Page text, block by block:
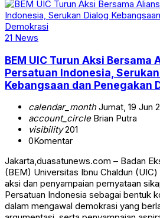
21 News
BEM UIC Turun Aksi Bersama
Persatuan Indonesia,
Kebangsaan dan Penegakan
calendar_monthJumat, 19 Jun
account_circleBrian Putra
visibility201
0Komentar
Jakarta,duasatunews.com – Badan
(BEM) Universitas Ibnu Chaldun
aksi dan penyampaian pernyataan
Persatuan Indonesia sebagai bentuk
dalam mengawal demokrasi yang